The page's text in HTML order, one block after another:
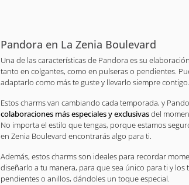
Pandora en La Zenia Boulevard
Una de las características de Pandora es su
tanto en colgantes, como en pulseras o pendientes.
adaptarlo como más te guste y llevarlo siempre contigo.
Estos charms van cambiando cada temporada, y
colaboraciones más especiales y exclusivasdel
No importa el estilo que tengas, porque estamos
en Zenia Boulevard encontrarás algo para ti.
Además, estos charms son ideales para recordar
diseñarlo a tu manera, para que sea único para ti y
pendientes o anillos, dándoles un toque especial.